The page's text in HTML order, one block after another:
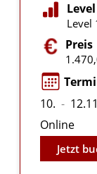
Level
Level
Preis
10. -
Online
Jetzt